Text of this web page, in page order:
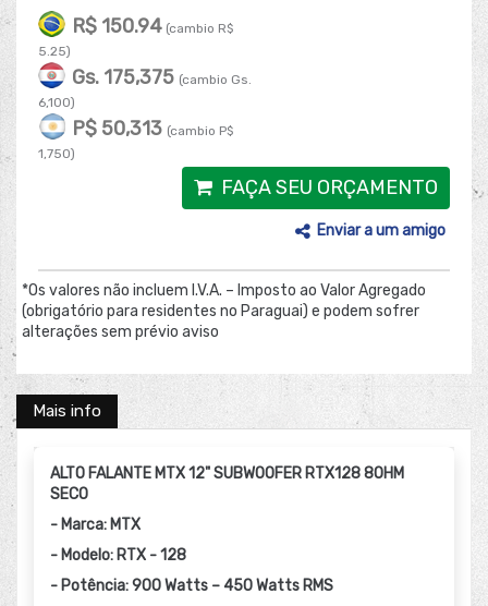
R$ 150.94 (cambio R$
5.25)
Gs. 175,375 (cambio Gs.
6,100)
P$ 50,313 (cambio P$
1,750)
FAÇA SEU ORÇAMENTO
Enviar a um amigo
*Os valores não incluem I.V.A. – Imposto ao Valor Agregado
(obrigatório para residentes no Paraguai) e podem sofrer
alterações sem prévio aviso
Mais info
ALTO FALANTE MTX 12" SUBWOOFER RTX128 8OHM
SECO
- Marca: MTX
- Modelo: RTX - 128
- Potência: 900 Watts – 450 Watts RMS